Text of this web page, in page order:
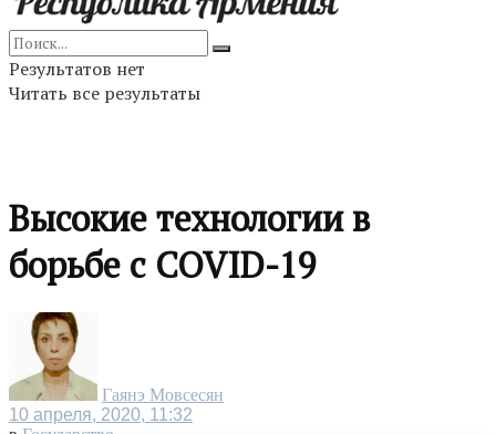
Результатов нет
Читать все результаты
Высокие технологии в
борьбе с COVID-19
Гаянэ Мовсесян
10 апреля, 2020, 11:32